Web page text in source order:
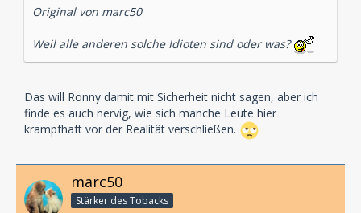
Original von marc50
Weil alle anderen solche Idioten sind oder was?
Das will Ronny damit mit Sicherheit nicht sagen, aber ich
finde es auch nervig, wie sich manche Leute hier
krampfhaft vor der Realität verschließen.
marc50
Stärker des Tobacks